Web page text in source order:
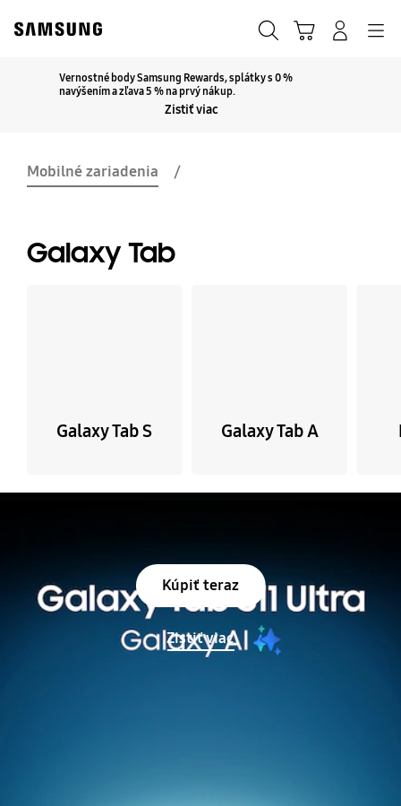
content
Vernostné body Samsung Rewards, splátky s 0 %
navýšením a zľava 5 % na prvý nákup.
Zistiť viac
Mobilné zariadenia
Galaxy Tab
Galaxy Tab S Galaxy Tab A
Zistiť viac
Kúpiť teraz